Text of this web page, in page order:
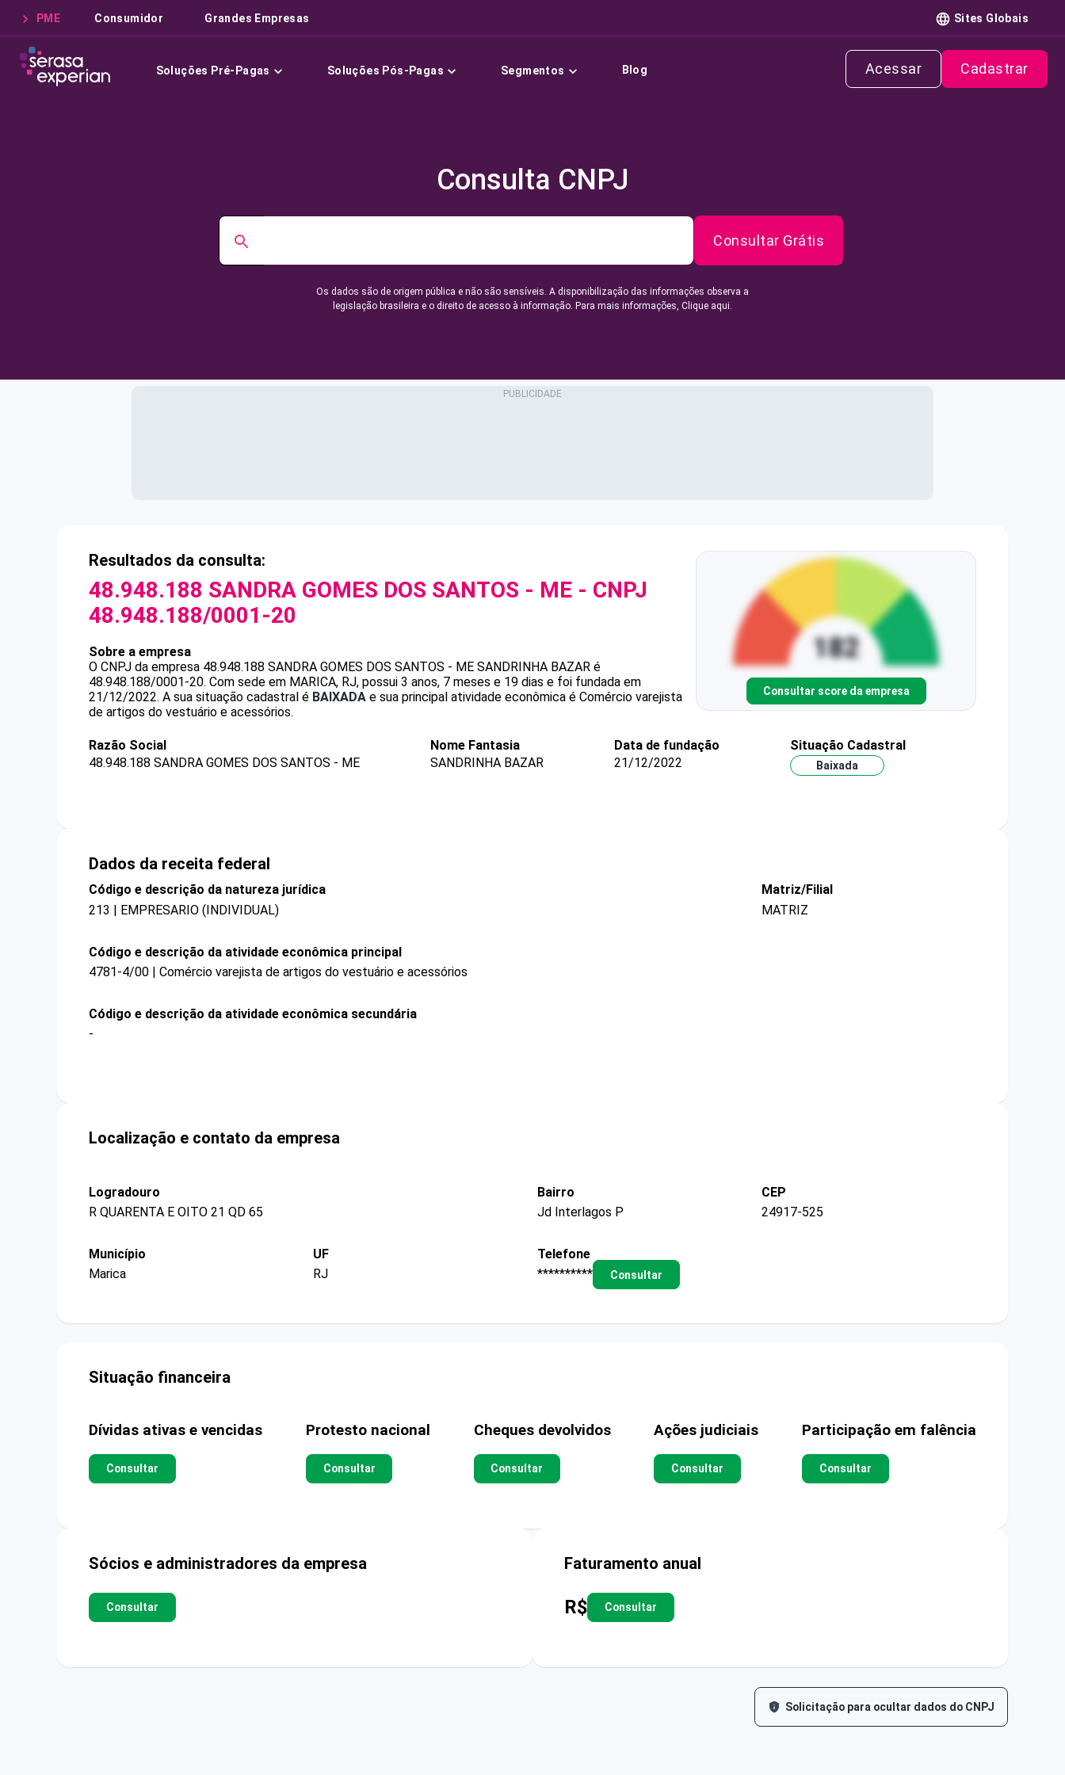
PME Consumidor Grandes Empresas Sites Globais
Soluções Pré-Pagas Soluções Pós-Pagas Segmentos Blog Acessar Cadastrar
Consulta CNPJ
Consultar Grátis
Os dados são de origem pública e não são sensíveis. A disponibilização das informações observa a
legislação brasileira e o direito de acesso à informação. Para mais informações, Clique aqui.
Resultados da consulta:
48.948.188 SANDRA GOMES DOS SANTOS - ME - CNPJ
48.948.188/0001-20
Sobre a empresa
O CNPJ da empresa 48.948.188 SANDRA GOMES DOS SANTOS - ME SANDRINHA BAZAR é
48.948.188/0001-20. Com sede em MARICA, RJ, possui 3 anos, 7 meses e 19 dias e foi fundada em
21/12/2022. A sua situação cadastral é BAIXADA e sua principal atividade econômica é Comércio varejista
de artigos do vestuário e acessórios.
Consultar score da empresa
Razão Social
48.948.188 SANDRA GOMES DOS SANTOS - ME
Nome Fantasia
SANDRINHA BAZAR
Data de fundação
21/12/2022
Situação Cadastral
Baixada
Dados da receita federal
Código e descrição da natureza jurídica
213 | EMPRESARIO (INDIVIDUAL)
Matriz/Filial
MATRIZ
Código e descrição da atividade econômica principal
4781-4/00 | Comércio varejista de artigos do vestuário e acessórios
Código e descrição da atividade econômica secundária
-
Localização e contato da empresa
Logradouro
R QUARENTA E OITO 21 QD 65
Bairro
Jd Interlagos P
CEP
24917-525
Município
Marica
UF
RJ
Telefone
**********
Consultar
Situação financeira
Dívidas ativas e vencidas
Consultar
Protesto nacional
Consultar
Cheques devolvidos
Consultar
Ações judiciais
Consultar
Participação em falência
Consultar
Sócios e administradores da empresa
Consultar
Faturamento anual
R$ Consultar
Solicitação para ocultar dados do CNPJ